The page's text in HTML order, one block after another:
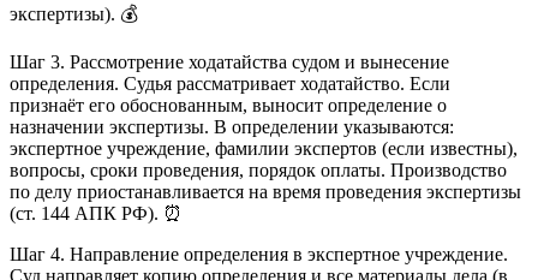
экспертизы). 💰
Шаг 3. Рассмотрение ходатайства судом и вынесение
определения. Судья рассматривает ходатайство. Если
признаёт его обоснованным, выносит определение о
назначении экспертизы. В определении указываются:
экспертное учреждение, фамилии экспертов (если известны),
вопросы, сроки проведения, порядок оплаты. Производство
по делу приостанавливается на время проведения экспертизы
(ст. 144 АПК РФ). ⏰
Шаг 4. Направление определения в экспертное учреждение.
Суд направляет копию определения и все материалы дела (в